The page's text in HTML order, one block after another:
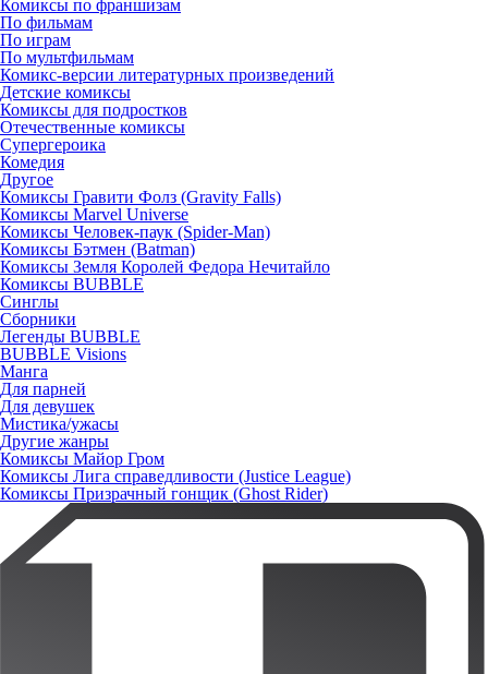
Комиксы по франшизам
По фильмам
По играм
По мультфильмам
Комикс-версии литературных произведений
Детские комиксы
Комиксы для подростков
Отечественные комиксы
Супергероика
Комедия
Другое
Комиксы Гравити Фолз (Gravity Falls)
Комиксы Marvel Universe
Комиксы Человек-паук (Spider-Man)
Комиксы Бэтмен (Batman)
Комиксы Земля Королей Федора Нечитайло
Комиксы BUBBLE
Синглы
Сборники
Легенды BUBBLE
BUBBLE Visions
Манга
Для парней
Для девушек
Мистика/ужасы
Другие жанры
Комиксы Майор Гром
Комиксы Лига справедливости (Justice League)
Комиксы Призрачный гонщик (Ghost Rider)